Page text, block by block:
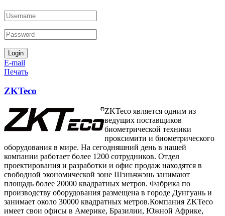
E-mail
Печать
ZKTeco
ZKTeco является одним из
ведущих поставщиков
биометрической техники
проксимити и биометрического
оборудования в мире. На сегодняшний день в нашей
компании работает более 1200 сотрудников. Отдел
проектирования и разработки и офис продаж находятся в
свободной экономической зоне Шэньчжэнь занимают
площадь более 20000 квадратных метров. Фабрика по
производству оборудования размещена в городе Дунгуань и
занимает около 30000 квадратных метров.Компания ZKTeco
имеет свои офисы в Америке, Бразилии, Южной Африке,